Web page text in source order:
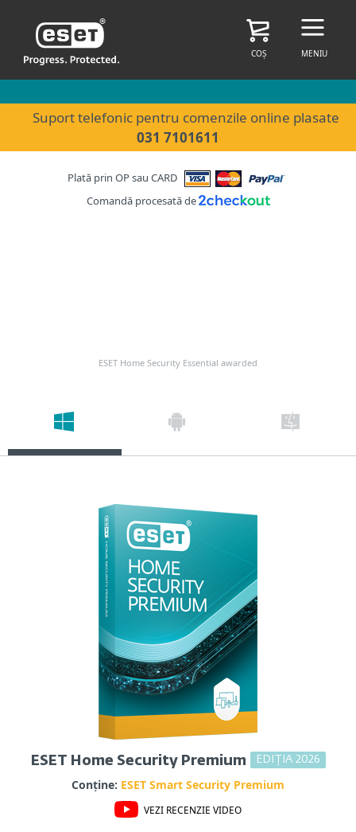
COȘ MENIU
Suport telefonic pentru comenzile online plasate
031 7101611
Plată prin OP sau CARD
Comandă procesată de
ESET Home Security Essential awarded
ESET Home Security Premium EDIȚIA 2026
Conține: ESET Smart Security Premium
VEZI RECENZIE VIDEO